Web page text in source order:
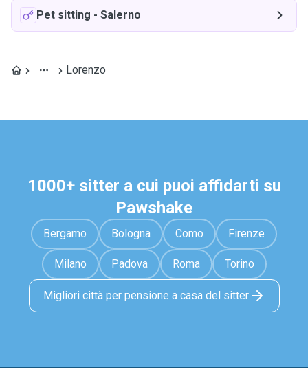
Pet sitting - Salerno
Lorenzo
1000+ sitter a cui puoi affidarti su
Pawshake
Bergamo Bologna Como Firenze
Milano Padova Roma Torino
Migliori città per pensione a casa del sitter